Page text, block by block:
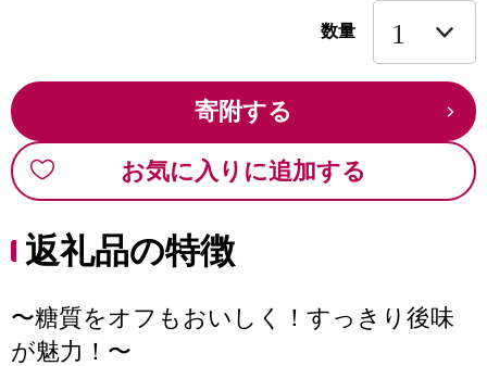
数量
寄附する
お気に入りに追加する
返礼品の特徴
〜糖質をオフもおいしく！すっきり後味
が魅力！〜